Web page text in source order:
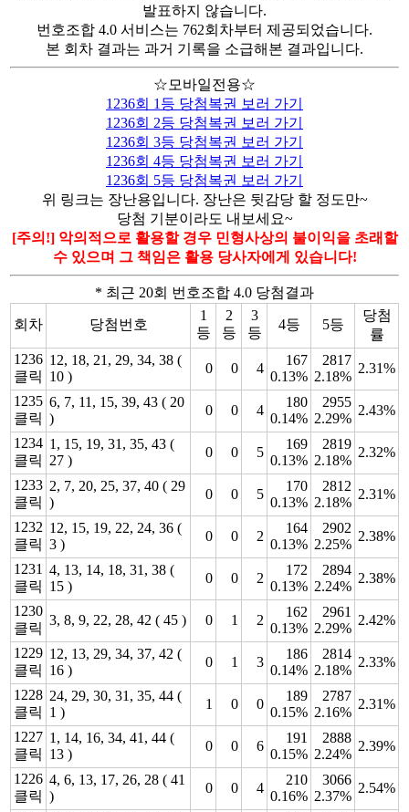
발표하지 않습니다.
번호조합 4.0 서비스는 762회차부터 제공되었습니다.
본 회차 결과는 과거 기록을 소급해본 결과입니다.
☆모바일전용☆
1236회 1등 당첨복권 보러 가기
1236회 2등 당첨복권 보러 가기
1236회 3등 당첨복권 보러 가기
1236회 4등 당첨복권 보러 가기
1236회 5등 당첨복권 보러 가기
위 링크는 장난용입니다. 장난은 뒷감당 할 정도만~
당첨 기분이라도 내보세요~
[주의!] 악의적으로 활용할 경우 민형사상의 불이익을 초래할
수 있으며 그 책임은 활용 당사자에게 있습니다!
* 최근 20회 번호조합 4.0 당첨결과
회차 당첨번호
1
등
2
등
3
등
4등 5등
당첨
률
1236
클릭
12, 18, 21, 29, 34, 38 (
10 )
0 0 4
167
0.13%
2817
2.18%
2.31%
1235
클릭
6, 7, 11, 15, 39, 43 ( 20
)
0 0 4
180
0.14%
2955
2.29%
2.43%
1234
클릭
1, 15, 19, 31, 35, 43 (
27 )
0 0 5
169
0.13%
2819
2.18%
2.32%
1233
클릭
2, 7, 20, 25, 37, 40 ( 29
)
0 0 5
170
0.13%
2812
2.18%
2.31%
1232
클릭
12, 15, 19, 22, 24, 36 (
3 )
0 0 2
164
0.13%
2902
2.25%
2.38%
1231
클릭
4, 13, 14, 18, 31, 38 (
15 )
0 0 2
172
0.13%
2894
2.24%
2.38%
1230
클릭
3, 8, 9, 22, 28, 42 ( 45 ) 0 1 2
162
0.13%
2961
2.29%
2.42%
1229
클릭
12, 13, 29, 34, 37, 42 (
16 )
0 1 3
186
0.14%
2814
2.18%
2.33%
1228
클릭
24, 29, 30, 31, 35, 44 (
1 )
1 0 0
189
0.15%
2787
2.16%
2.31%
1227
클릭
1, 14, 16, 34, 41, 44 (
13 )
0 0 6
191
0.15%
2888
2.24%
2.39%
1226
클릭
4, 6, 13, 17, 26, 28 ( 41
)
0 0 4
210
0.16%
3066
2.37%
2.54%